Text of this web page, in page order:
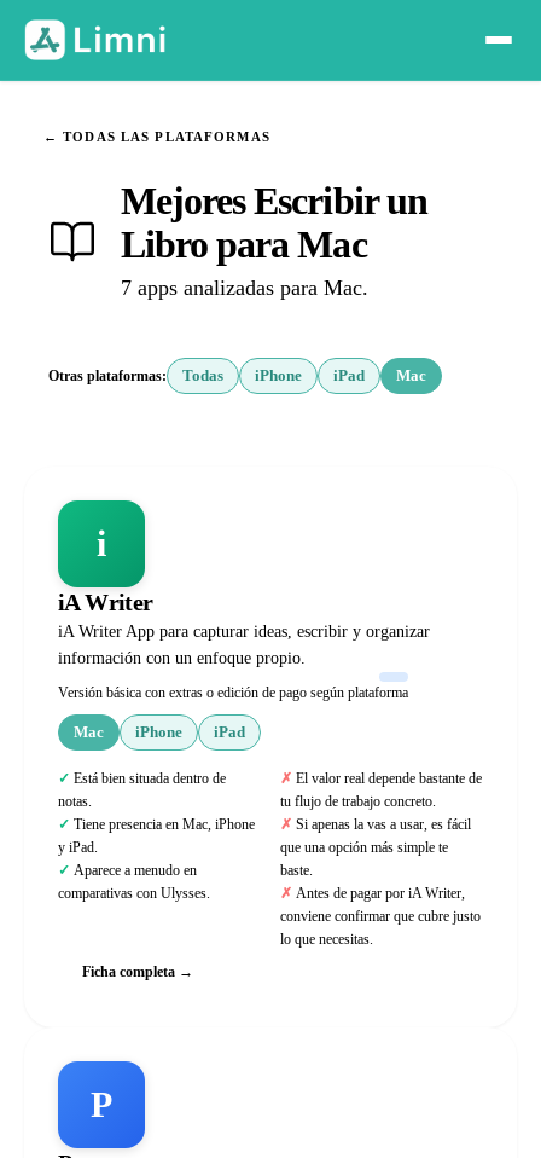
← TODAS LAS PLATAFORMAS
Mejores Escribir un
Libro para Mac
7 apps analizadas para Mac.
Otras plataformas: Todas iPhone iPad Mac
i
iA Writer
iA Writer App para capturar ideas, escribir y organizar
información con un enfoque propio.
Versión básica con extras o edición de pago según plataforma
Mac iPhone iPad
Está bien situada dentro de
notas.
Tiene presencia en Mac, iPhone
y iPad.
Aparece a menudo en
comparativas con Ulysses.
El valor real depende bastante de
tu flujo de trabajo concreto.
Si apenas la vas a usar, es fácil
que una opción más simple te
baste.
Antes de pagar por iA Writer,
conviene confirmar que cubre justo
lo que necesitas.
Ficha completa →
P